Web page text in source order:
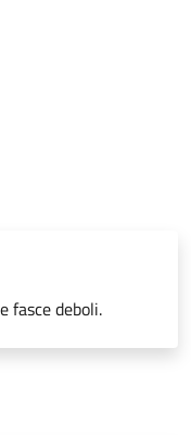
fasce deboli.